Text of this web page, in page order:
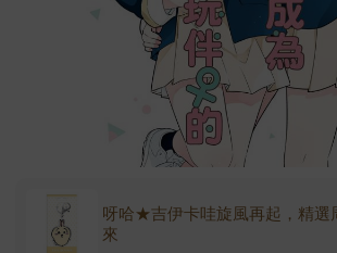
呀哈★吉伊卡哇旋風再起，精選
來